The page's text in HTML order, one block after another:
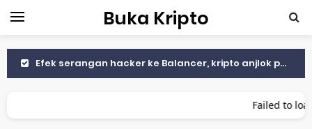
Buka Kripto
Efek serangan hacker ke Balancer, kripto anjlok parah
The Fed pangkas suku bunga, Bitcoin makin naik Tembus $113.000
Failed to